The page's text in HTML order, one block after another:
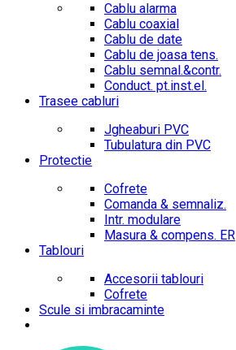
Cablu alarma
Cablu coaxial
Cablu de date
Cablu de joasa tens.
Cablu semnal.&contr.
Conduct. pt.inst.el.
Trasee cabluri
Jgheaburi PVC
Tubulatura din PVC
Protectie
Cofrete
Comanda & semnaliz.
Intr. modulare
Masura & compens. ER
Tablouri
Accesorii tablouri
Cofrete
Scule si imbracaminte